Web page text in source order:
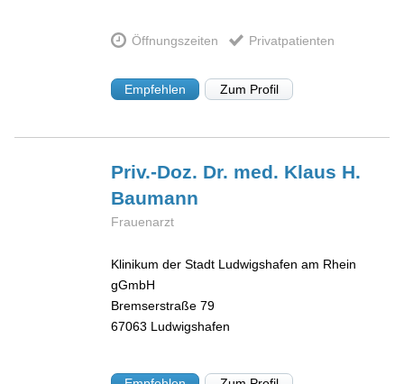
Öffnungszeiten Privatpatienten
Empfehlen Zum Profil
Priv.-Doz. Dr. med. Klaus H.
Baumann
Frauenarzt
Klinikum der Stadt Ludwigshafen am Rhein
gGmbH
Bremserstraße 79
67063 Ludwigshafen